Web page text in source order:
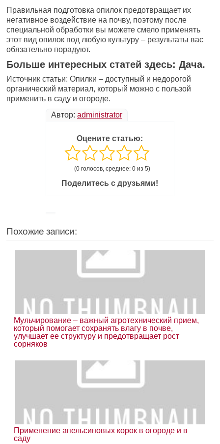
Правильная подготовка опилок предотвращает их
негативное воздействие на почву, поэтому после
специальной обработки вы можете смело применять
этот вид опилок под любую культуру – результаты вас
обязательно порадуют.
Больше интересных статей здесь: Дача.
Источник статьи: Опилки – доступный и недорогой
органический материал, который можно с пользой
применить в саду и огороде.
Автор: administrator
Оцените статью:
(0 голосов, среднее: 0 из 5)
Поделитесь с друзьями!
Похожие записи:
Мульчирование – важный агротехнический прием,
который помогает сохранять влагу в почве,
улучшает ее структуру и предотвращает рост
сорняков
Применение апельсиновых корок в огороде и в
саду